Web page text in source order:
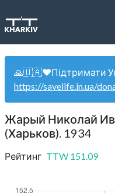
🙏🇺🇦❤️Підтримати
https://savelife.in.ua/
Жарый Николай
(Харьков). 1934
Рейтинг TTW 151.09